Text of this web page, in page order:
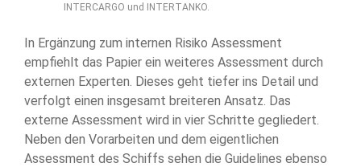
INTERCARGO und INTERTANKO.
In Ergänzung zum internen Risiko Assessment
empfiehlt das Papier ein weiteres Assessment durch
externen Experten. Dieses geht tiefer ins Detail und
verfolgt einen insgesamt breiteren Ansatz. Das
externe Assessment wird in vier Schritte gegliedert.
Neben den Vorarbeiten und dem eigentlichen
Assessment des Schiffs sehen die Guidelines ebenso